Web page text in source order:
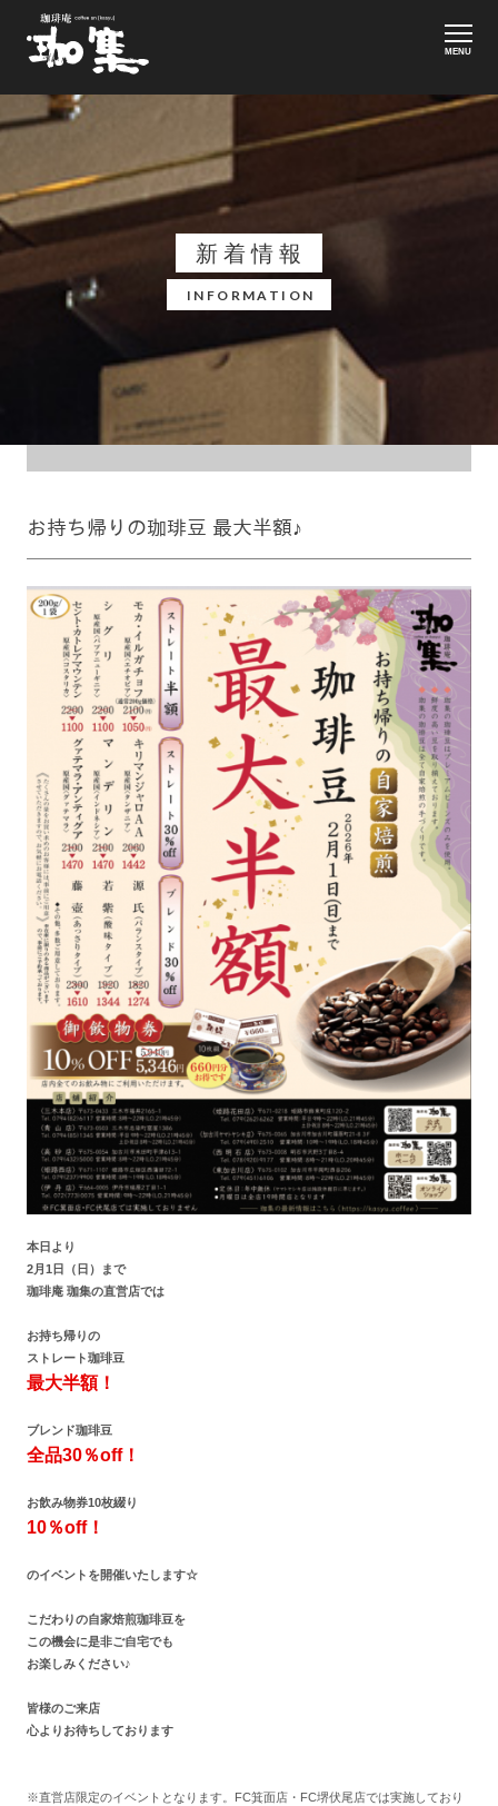
MENU
新着情報
INFORMATION
お持ち帰りの珈琲豆 最大半額♪
本日より
2月1日（日）まで
珈琲庵 珈集の直営店では
お持ち帰りの
ストレート珈琲豆
最大半額！
ブレンド珈琲豆
全品30％off！
お飲み物券10枚綴り
10％off！
のイベントを開催いたします☆
こだわりの自家焙煎珈琲豆を
この機会に是非ご自宅でも
お楽しみください♪
皆様のご来店
心よりお待ちしております
※直営店限定のイベントとなります。FC箕面店・FC堺伏尾店では実施しており